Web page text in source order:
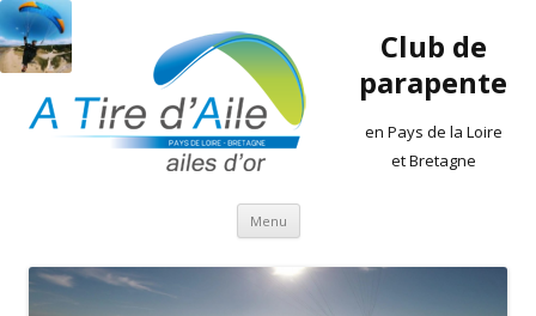
Club de
parapente
en Pays de la Loire
et Bretagne
Menu Aller
contenu